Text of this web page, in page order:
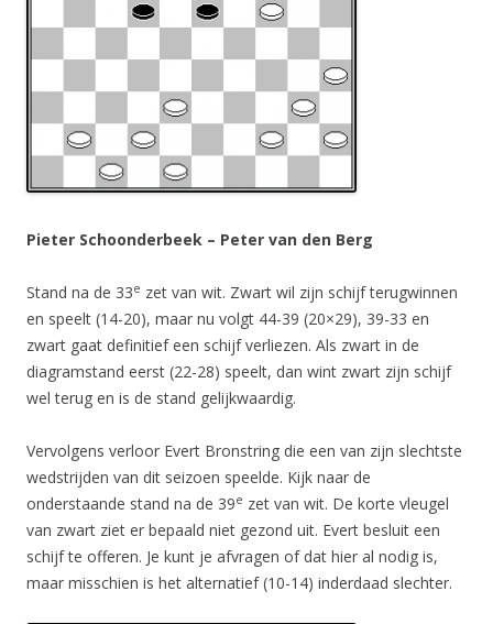
Pieter Schoonderbeek – Peter van den Berg
Stand na de 33e zet van wit. Zwart wil zijn schijf terugwinnen
en speelt (14-20), maar nu volgt 44-39 (20×29), 39-33 en
zwart gaat definitief een schijf verliezen. Als zwart in de
diagramstand eerst (22-28) speelt, dan wint zwart zijn schijf
wel terug en is de stand gelijkwaardig.
Vervolgens verloor Evert Bronstring die een van zijn slechtste
wedstrijden van dit seizoen speelde. Kijk naar de
onderstaande stand na de 39e zet van wit. De korte vleugel
van zwart ziet er bepaald niet gezond uit. Evert besluit een
schijf te offeren. Je kunt je afvragen of dat hier al nodig is,
maar misschien is het alternatief (10-14) inderdaad slechter.